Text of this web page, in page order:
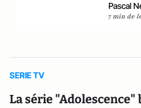
Pascal
7 min de
SERIE TV
La série